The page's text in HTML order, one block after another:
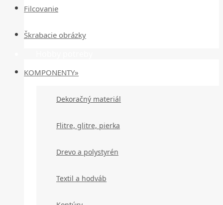
Filcovanie
Škrabacie obrázky
KOMPONENTY»
Dekoračný materiál
Flitre, glitre, pierka
Drevo a polystyrén
Textil a hodváb